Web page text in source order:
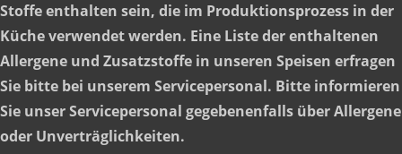
Stoffe enthalten sein, die im Produktionsprozess in der
Küche verwendet werden. Eine Liste der enthaltenen
Allergene und Zusatzstoffe in unseren Speisen erfragen
Sie bitte bei unserem Servicepersonal. Bitte informieren
Sie unser Servicepersonal gegebenenfalls über Allergene
oder Unverträglichkeiten.